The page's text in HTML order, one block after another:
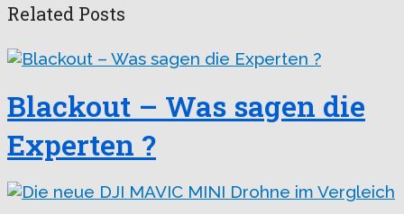
Related Posts
Blackout – Was sagen die
Experten ?